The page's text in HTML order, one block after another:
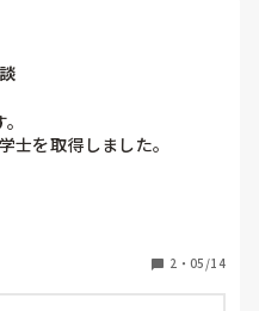
はと感じていました（当時
ました。
方かなと思います。
もしれませんが、
どを考えている場合は、そ
要があるのかなと思いま
たりしている時代でもある
てから決めた方が良いので
士を取得しました。
ロマや音楽など）や、在
2 ・ 05/14